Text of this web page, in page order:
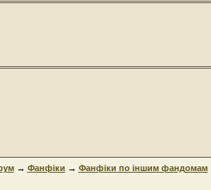
→ Фанфіки → Фанфіки по іншим фандомам